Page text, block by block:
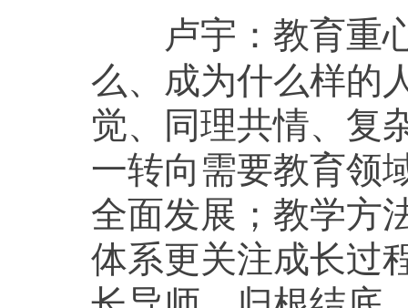
卢宇： 教育重
么、成为什么样的
觉、同理共情、复
一转向需要教育领
全面发展；教学方
体系更关注成长过